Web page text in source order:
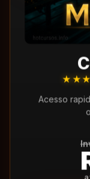
Acesso